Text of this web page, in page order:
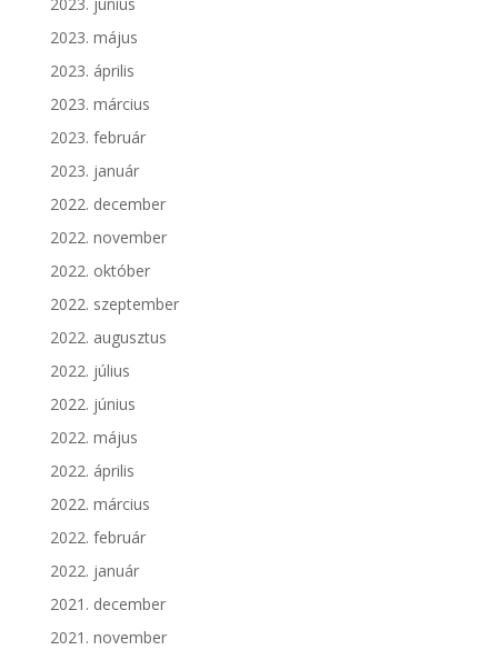
2023. május
2023. április
2023. március
2023. február
2023. január
2022. december
2022. november
2022. október
2022. szeptember
2022. augusztus
2022. július
2022. június
2022. május
2022. április
2022. március
2022. február
2022. január
2021. december
2021. november